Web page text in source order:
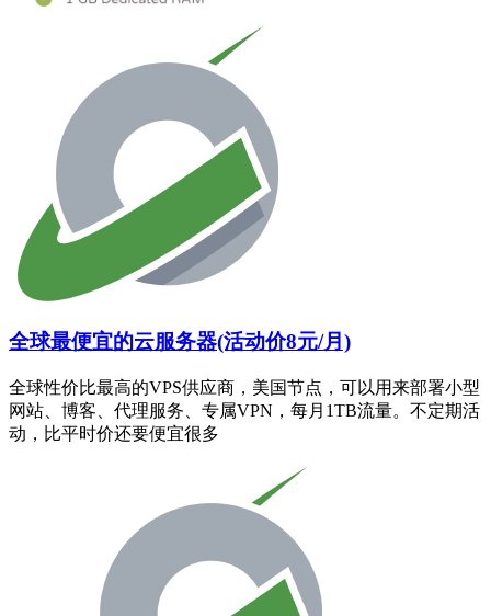
全球最便宜的云服务器(活动价8元/月)
全球性价比最高的VPS供应商，美国节点，可以用来部署小型
网站、博客、代理服务、专属VPN，每月1TB流量。不定期活
动，比平时价还要便宜很多